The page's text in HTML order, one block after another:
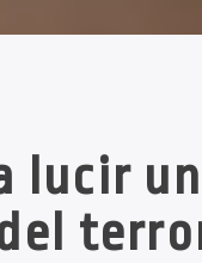
lucir un